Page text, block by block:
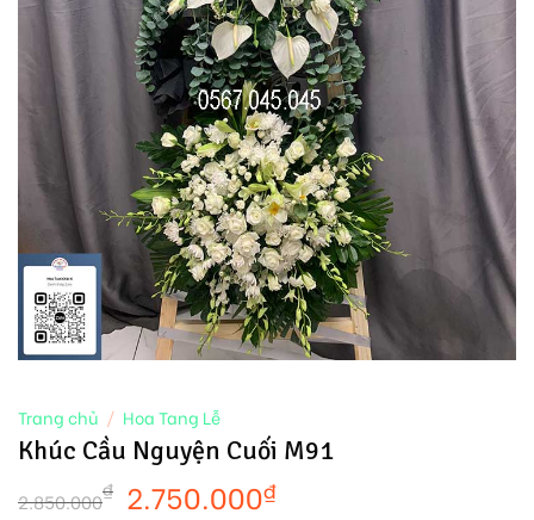
Trang chủ / Hoa Tang Lễ
Khúc Cầu Nguyện Cuối M91
2.850.000₫ 2.750.000₫